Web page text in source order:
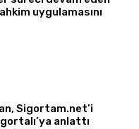
uygulamasını
Sigortam.net’i
anlattı